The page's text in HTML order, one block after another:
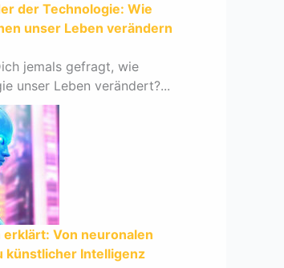
der Technologie: Wie
unser Leben verändern
jemals gefragt, wie
unser Leben verändert?...
erklärt: Von neuronalen
künstlicher Intelligenz